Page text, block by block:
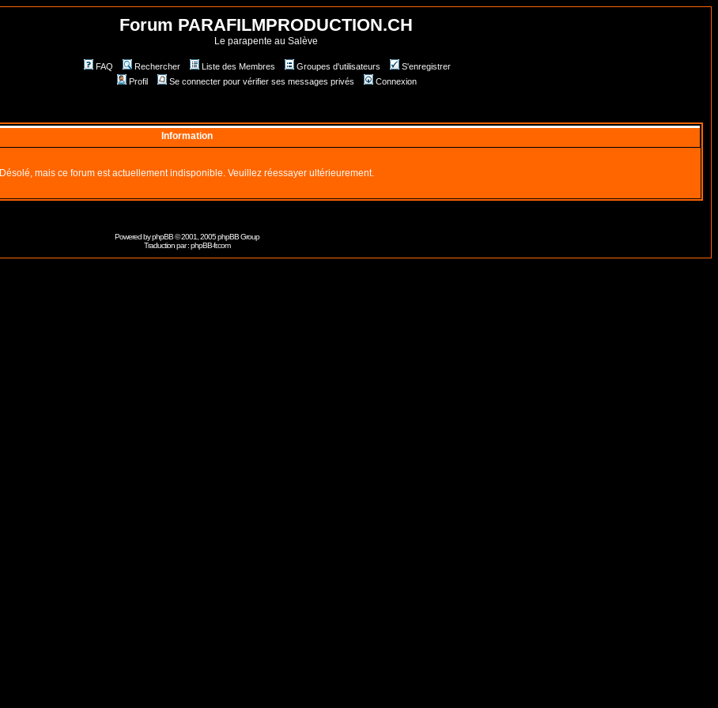
Forum PARAFILMPRODUCTION.CH
Le parapente au Salève
FAQ Rechercher Liste des Membres Groupes d'utilisateurs
S'enregistrer
Profil
Se connecter pour vérifier ses messages privés Connexion
Information
Désolé, mais ce forum est actuellement indisponible. Veuillez réessayer ultérieurement.
Powered byphpBB© 2001, 2005 phpBB Group
Traduction par :phpBB-fr.com